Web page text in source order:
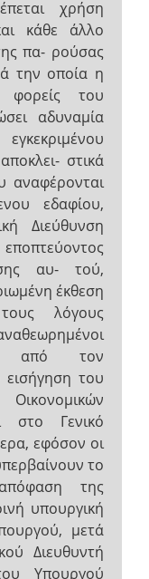
χρήση
κάθε άλλο
πα- ρούσας
την οποία η
φορείς του
αδυναμία
στικά
αναφέρονται
εδαφίου,
Διεύθυνση
αυ- τού,
έκθεση
λόγους
από τον
του
στο Γενικό
εφόσον οι
το
της
υπουργική
μετά
Διευθυντή
Υπουργού